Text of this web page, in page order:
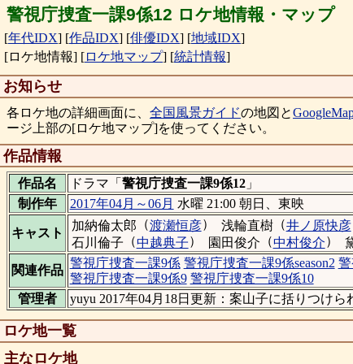
警視庁捜査一課9係12 ロケ地情報・マップ
[年代IDX] [作品IDX] [俳優IDX] [地域IDX]
[ロケ地情報] [ロケ地マップ] [統計情報]
お知らせ
各ロケ地の詳細画面に、 全国風景ガイドの地図と
ージ上部の[ロケ地マップ]を使ってください。
作品情報
作品名 ドラマ「 警視庁捜査一課9係12」
制作年
2017年04月～06月 水曜 21:00 朝日、東映
キャスト
加納倫太郎 （渡瀬恒彦） 浅輪直樹（井ノ原快彦
石川倫子 （中越典子） 園田俊介 （中村俊介）
関連作品
警視庁捜査一課9係 警視庁捜査一課9係season2 警
警視庁捜査一課9係9 警視庁捜査一課9係10
管理者
yuyu 2017年04月18日更新：案山子に括りつけ
ロケ地一覧
主なロケ地